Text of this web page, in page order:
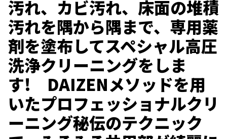
汚れ、カビ汚れ、床面の堆積
汚れを隅から隅まで、専用薬
剤を塗布してスペシャル高圧
洗浄クリーニングをしま
す! DAIZENメソッドを用
いたプロフェッショナルクリ
ーニング秘伝のテクニック